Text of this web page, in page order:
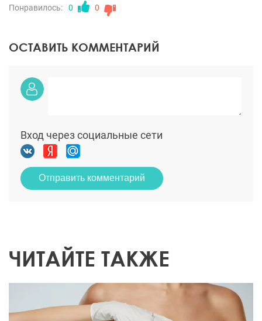
Понравилось: 0 0
ОСТАВИТЬ КОММЕНТАРИЙ
Вход через социальные сети
Отправить комментарий
ЧИТАЙТЕ ТАКЖЕ